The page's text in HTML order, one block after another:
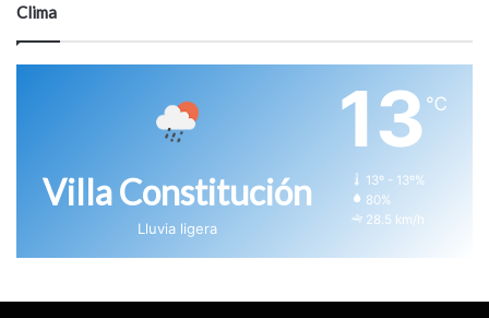
Clima
Villa Constitución
Lluvia ligera
13 ℃
13º - 13º%
80%
28.5 km/h